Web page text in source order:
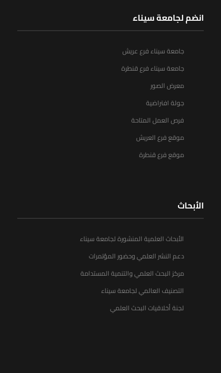
انضم لجامعة سيناء
جامعة سيناء فرع عريش
جامعة سيناء فرع قنطرة
معرض الصور
جولة افتراضية
فرص العمل المتاحة
موقع فرع العريش
موقع فرع قنطرة
الأبحاث
الأبحاث العلمية المنشورة لجامعة سيناء
دعم النشر العلمي وحضور المؤتمرات
مركز البحث العلمي والتنمية المستدامة
التصنيف العالمي لجامعة سيناء
لجنة أخلاقيات البحث العلمي